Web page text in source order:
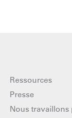
Ressources
Presse
Nous travaillons